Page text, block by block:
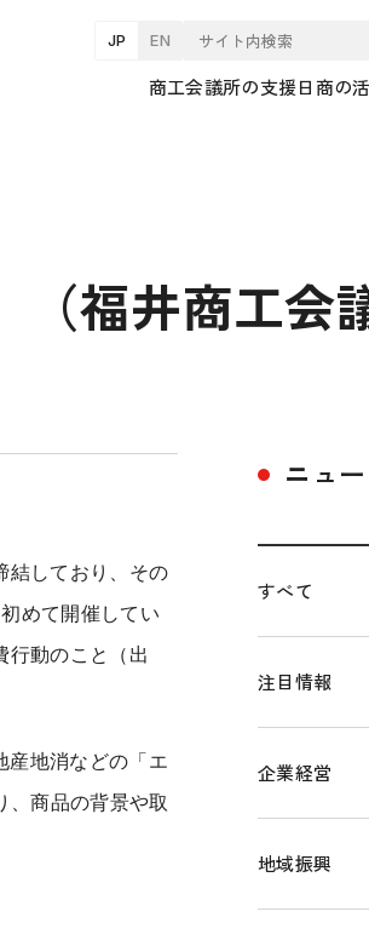
JP EN
商工会議所の支援日商の
福井商工会
結しており、その
めて開催してい
行動のこと（出
産地消などの「エ
、商品の背景や取
ニュ
すべて
注目情報
企業経営
地域振興